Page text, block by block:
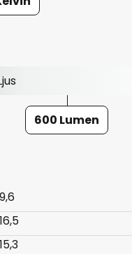
600 Lumen
9,6
16,5
15,3